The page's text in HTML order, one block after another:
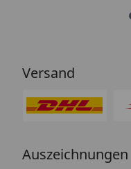
Versand
Auszeichnungen